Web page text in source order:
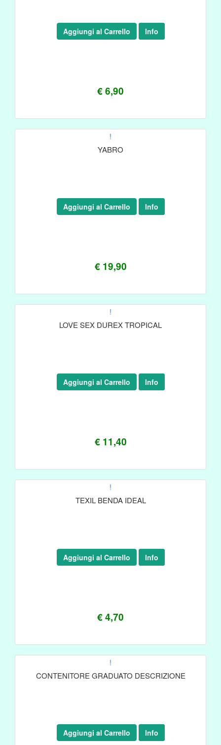
€ 6,90
Aggiungi al Carrello Info
!
YABRO
€ 19,90
Aggiungi al Carrello Info
!
LOVE SEX DUREX TROPICAL
€ 11,40
Aggiungi al Carrello Info
!
TEXIL BENDA IDEAL
€ 4,70
Aggiungi al Carrello Info
!
CONTENITORE GRADUATO DESCRIZIONE
Aggiungi al Carrello Info